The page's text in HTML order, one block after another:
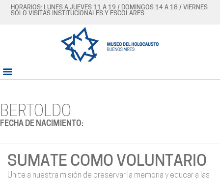
HORARIOS: LUNES A JUEVES 11 A 19 / DOMINGOS 14 A 18 / VIERNES
SÓLO VISITAS INSTITUCIONALES Y ESCOLARES.
BERTOLDO
FECHA DE NACIMIENTO:
SUMATE COMO VOLUNTARIO
Unite a nuestra misión de preservar la memoria y educar a las